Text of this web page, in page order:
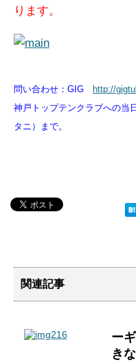
ります。
問い合わせ：GIG
http://
神戸トップテンクラブへの当
タニ）まで。
関連記事
ー
き